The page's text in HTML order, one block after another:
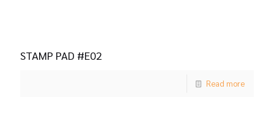
STAMP PAD #E02
Read more